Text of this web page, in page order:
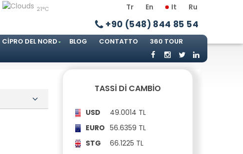
Tr En It Ru
21°C
+90 (548) 844 85 54
CIPRO DEL NORD BLOG CONTATTO
360 TOUR
TASSI DI CAMBIO
USD
49.0014 TL
EURO 56.6359 TL
STG
66.1225 TL